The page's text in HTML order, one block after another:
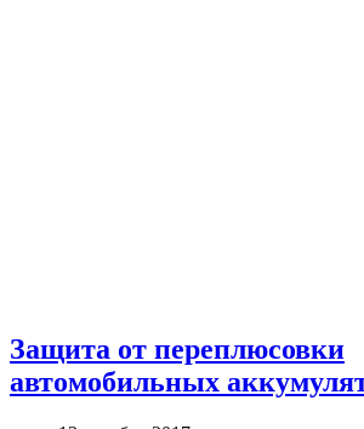
Защита от переплюсовки
автомобильных